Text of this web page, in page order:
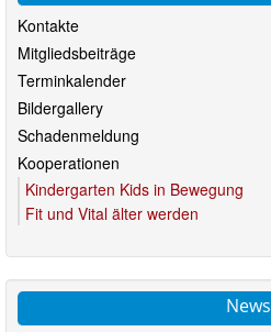
Kontakte
Mitgliedsbeiträge
Terminkalender
Bildergallery
Schadenmeldung
Kooperationen
Kindergarten Kids in Bewegung
Fit und Vital älter werden
News